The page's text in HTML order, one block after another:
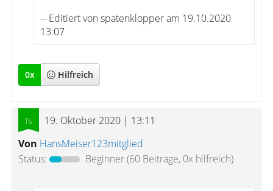
-- Editiert von spatenklopper am 19.10.2020
13:07
0x Hilfreich
19. Oktober 2020 | 13:11
Von HansMeiser123mitglied
Status:
Beginner(60 Beiträge, 0x hilfreich)